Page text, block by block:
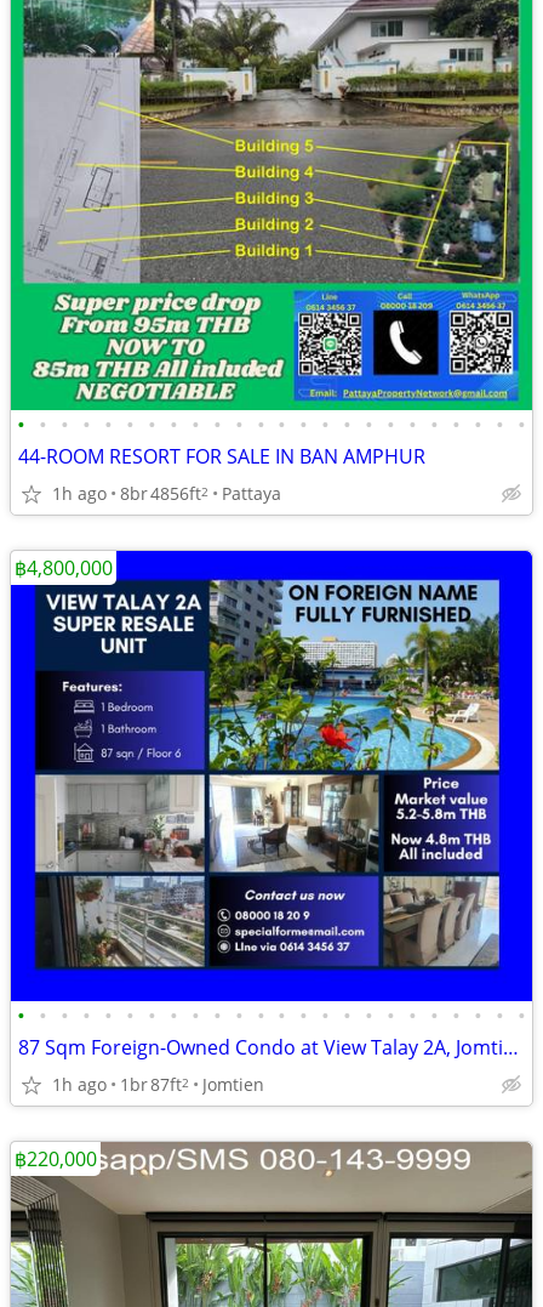
• • • • • • • • • • • • • • • • • • • • • • • •
44-ROOM RESORT FOR SALE IN BAN AMPHUR
1h ago 8br4856ft2 Pattaya
• • • • • • • • • • • • • • • • • • • • • • • •
87 Sqm Foreign-Owned Condo at View Talay 2A, Jomtien
1h ago 1br87ft2 Jomtien
฿4,800,000
฿220,000